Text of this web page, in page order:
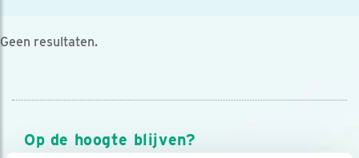
Geen resultaten.
Op de hoogte blijven?